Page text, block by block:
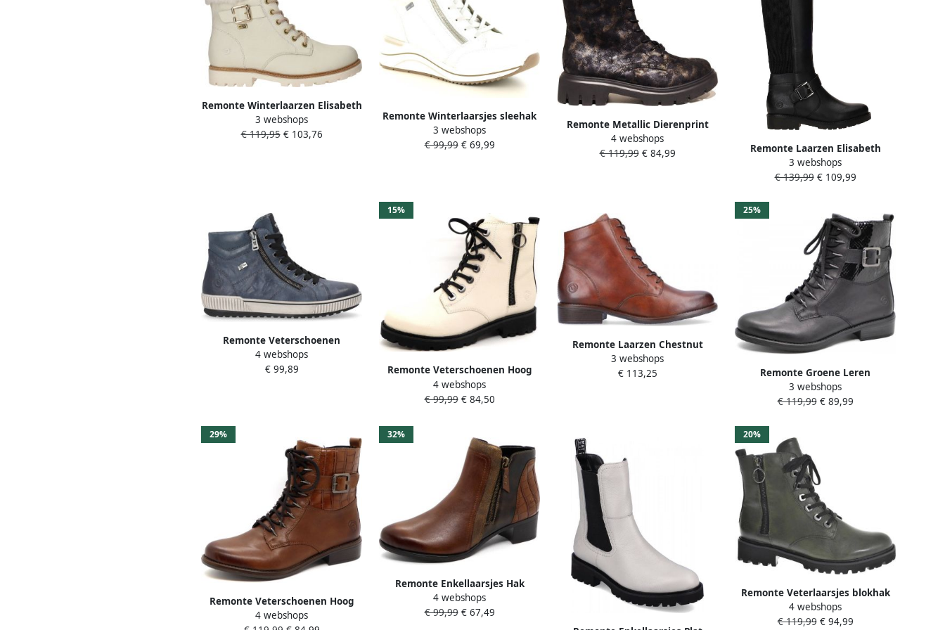
Remonte Winterlaarzen Elisabeth
Hurley-Collection veterschoenen
outdoorschoen veterschoenen
3 webshops
€ 119,95€ 103,76
Remonte Winterlaarsjes sleehak
veterschoenen met
waterafstotende tex-membraan
3 webshops
€ 99,99€ 69,99
Remonte Metallic Dierenprint
Veterschoen Black Dames
4 webshops
€ 119,99€ 84,99
Remonte Laarzen Elisabeth
Hurley-Collection hakken
herfstmode lange laarzen met
3 webshops
€ 139,99€ 109,99
Remonte Veterschoenen
platform lace-up ankle boots in
crash look
4 webshops
€ 99,89
15%
Remonte Veterschoenen Hoog
Veterschoenen Hoog gebroken
wit
4 webshops
€ 99,99€ 84,50
Remonte Laarzen Chestnut
Cristallino Eagle
3 webshops
€ 113,25
25%
Remonte Groene Leren
Veterschoenen voor Dames
Green Dames
3 webshops
€ 119,99€ 89,99
29%
Remonte Veterschoenen Hoog
Veterschoenen Hoog Cognac
4 webshops
32%
Remonte Enkellaarsjes Hak
Enkellaarsjes Hak Cognac
4 webshops
€ 99,99€ 67,49
20%
Remonte Veterlaarsjes blokhak
laarsjes veterschoenen flats in
used look
4 webshops
€ 119,99€ 94,99